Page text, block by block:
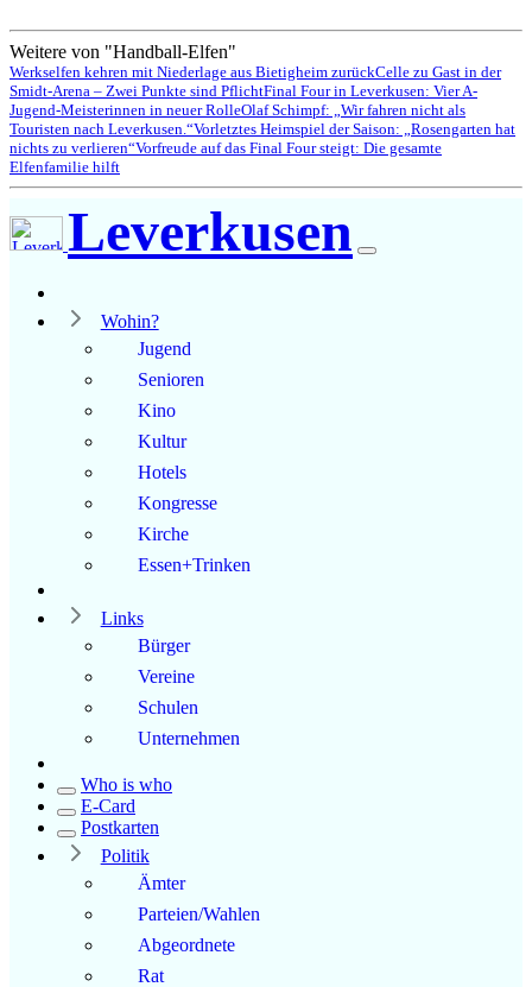
Weitere von "Handball-Elfen"
Werkselfen kehren mit Niederlage aus Bietigheim zurückCelle zu Gast in der
Smidt-Arena – Zwei Punkte sind PflichtFinal Four in Leverkusen: Vier A-
Jugend-Meisterinnen in neuer RolleOlaf Schimpf: „Wir fahren nicht als
Touristen nach Leverkusen.“Vorletztes Heimspiel der Saison: „Rosengarten hat
nichts zu verlieren“Vorfreude auf das Final Four steigt: Die gesamte
Elfenfamilie hilft
Leverkusen
Wohin?
Jugend
Senioren
Kino
Kultur
Hotels
Kongresse
Kirche
Essen+Trinken
Links
Bürger
Vereine
Schulen
Unternehmen
Who is who
E-Card
Postkarten
Politik
Ämter
Parteien/Wahlen
Abgeordnete
Rat